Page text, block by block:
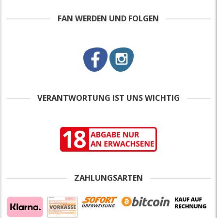
FAN WERDEN UND FOLGEN
VERANTWORTUNG IST UNS WICHTIG
ZAHLUNGSARTEN